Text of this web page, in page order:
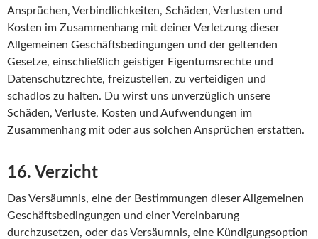
Ansprüchen, Verbindlichkeiten, Schäden, Verlusten und
Kosten im Zusammenhang mit deiner Verletzung dieser
Allgemeinen Geschäftsbedingungen und der geltenden
Gesetze, einschließlich geistiger Eigentumsrechte und
Datenschutzrechte, freizustellen, zu verteidigen und
schadlos zu halten. Du wirst uns unverzüglich unsere
Schäden, Verluste, Kosten und Aufwendungen im
Zusammenhang mit oder aus solchen Ansprüchen erstatten.
16. Verzicht
Das Versäumnis, eine der Bestimmungen dieser Allgemeinen
Geschäftsbedingungen und einer Vereinbarung
durchzusetzen, oder das Versäumnis, eine Kündigungsoption